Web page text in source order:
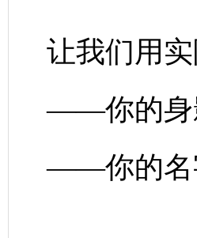
让我们用实
——你的身
——你的名